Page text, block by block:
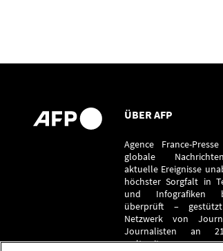
ÜBER AFP
Agence France-
globale
aktuelle Ereignisse
höchster Sorgfalt in
und Infografiken
überprüft –
Netzwerk von
Journalisten an
weltweit.